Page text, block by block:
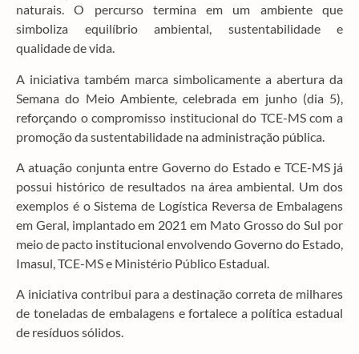
naturais. O percurso termina em um ambiente que
simboliza equilíbrio ambiental, sustentabilidade e
qualidade de vida.
A iniciativa também marca simbolicamente a abertura da
Semana do Meio Ambiente, celebrada em junho (dia 5),
reforçando o compromisso institucional do TCE-MS com a
promoção da sustentabilidade na administração pública.
A atuação conjunta entre Governo do Estado e TCE-MS já
possui histórico de resultados na área ambiental. Um dos
exemplos é o Sistema de Logística Reversa de Embalagens
em Geral, implantado em 2021 em Mato Grosso do Sul por
meio de pacto institucional envolvendo Governo do Estado,
Imasul, TCE-MS e Ministério Público Estadual.
A iniciativa contribui para a destinação correta de milhares
de toneladas de embalagens e fortalece a política estadual
de resíduos sólidos.